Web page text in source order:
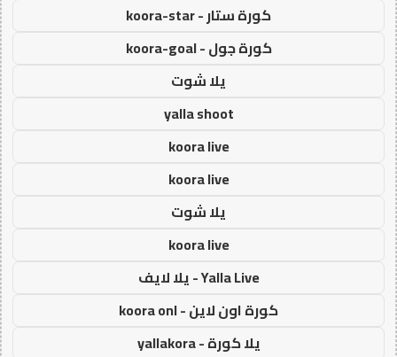
كورة ستار - koora-star
كورة جول - koora-goal
يلا شوت
yalla shoot
koora live
koora live
يلا شوت
koora live
Yalla Live - يلا لايف
كورة اون لاين - koora onl
يلا كورة - yallakora